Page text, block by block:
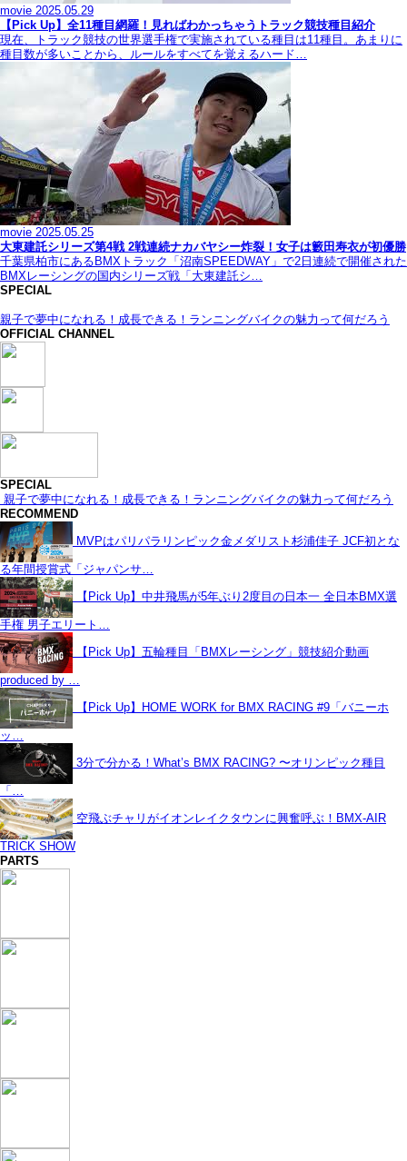
movie 2025.05.29
【Pick Up】全11種目網羅！見ればわかっちゃうトラック競技種目紹介
現在、トラック競技の世界選手権で実施されている種目は11種目。あまりに
種目数が多いことから、ルールをすべてを覚えるハード…
movie 2025.05.25
大東建託シリーズ第4戦 2戦連続ナカバヤシー炸裂！女子は籔田寿衣が初優勝
千葉県柏市にあるBMXトラック「沼南SPEEDWAY」で2日連続で開催された
BMXレーシングの国内シリーズ戦「大東建託シ…
SPECIAL
親子で夢中になれる！成長できる！ランニングバイクの魅力って何だろう
OFFICIAL CHANNEL
SPECIAL
親子で夢中になれる！成長できる！ランニングバイクの魅力って何だろう
RECOMMEND
MVPはパリパラリンピック金メダリスト杉浦佳子 JCF初とな
る年間授賞式「ジャパンサ…
【Pick Up】中井飛馬が5年ぶり2度目の日本一 全日本BMX選
手権 男子エリート…
【Pick Up】五輪種目「BMXレーシング」競技紹介動画
produced by …
【Pick Up】HOME WORK for BMX RACING #9「バニーホ
ッ…
3分で分かる！What’s BMX RACING? 〜オリンピック種目
「…
空飛ぶチャリがイオンレイクタウンに興奮呼ぶ！BMX-AIR
TRICK SHOW
PARTS